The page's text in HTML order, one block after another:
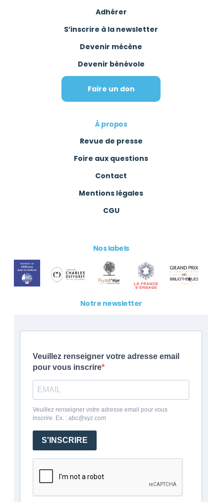
Adhérer
S’inscrire à la newsletter
Devenir mécène
Devenir bénévole
Faire un don
À propos
Revue de presse
Foire aux questions
Contact
Mentions légales
CGU
Nos labels
Notre newsletter
Veuillez renseigner votre adresse email
pour vous inscrire
Veuillez renseigner votre adresse email pour vous
inscrire. Ex. : abc@xyz.com
S'INSCRIRE